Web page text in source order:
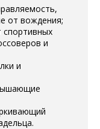
от вождения;
и
и